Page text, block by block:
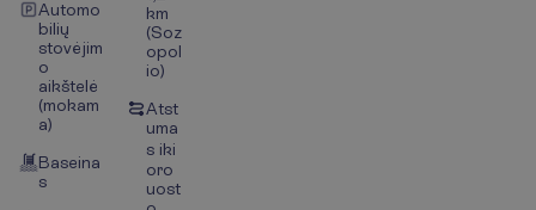
Automo
bilių
stovėjim
o
aikštelė
(mokam
a)
Baseina
s
km
(Soz
opol
io)
Atst
uma
s iki
oro
uost